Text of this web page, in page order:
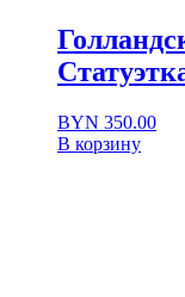
BYN 350.00
В корзину